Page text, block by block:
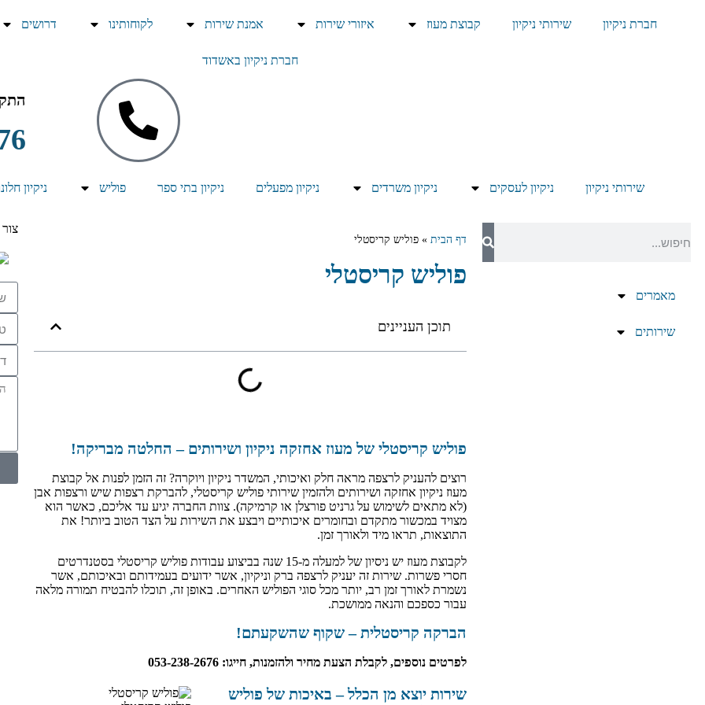
חברת ניקיון שירותי ניקיון קבוצת מעוז איזורי שירות אמנת שירות לקוחותינו דרושים
חברת ניקיון באשדוד
שירותי ניקיון ניקיון לעסקים ניקיון משרדים ניקיון מפעלים ניקיון בתי ספר פוליש ניקיון
מאמרים
שירותים
דף הבית » פוליש קריסטלי
פוליש קריסטלי
תוכן העניינים
פוליש קריסטלי של מעוז אחזקה ניקיון ושירותים – החלטה מבריקה!
רוצים להעניק לרצפה מראה חלק ואיכותי, המשדר ניקיון ויוקרה? זה הזמן לפנות אל קבוצת
מעוז ניקיון אחזקה ושירותים ולהזמין שירותי פוליש קריסטלי, להברקת רצפות שיש ורצפות אבן
(לא מתאים לשימוש על גרניט פורצלן או קרמיקה). צוות החברה יגיע עד אליכם, כאשר הוא
מצויד במכשור מתקדם ובחומרים איכותיים ויבצע את השירות על הצד הטוב ביותר! את
התוצאות, תראו מיד ולאורך זמן.
לקבוצת מעוז יש ניסיון של למעלה מ-15 שנה בביצוע עבודות פוליש קריסטלי בסטנדרטים
חסרי פשרות. שירות זה יעניק לרצפה ברק וניקיון, אשר ידועים בעמידותם ובאיכותם, אשר
נשמרת לאורך זמן רב, יותר מכל סוגי הפוליש האחרים. באופן זה, תוכלו להבטיח תמורה מלאה
עבור כספכם והנאה ממושכת.
הברקה קריסטלית – שקוף שהשקעתם!
לפרטים נוספים, לקבלת הצעת מחיר ולהזמנות, חייגו: 053-238-2676
שירות יוצא מן הכלל – באיכות של פוליש